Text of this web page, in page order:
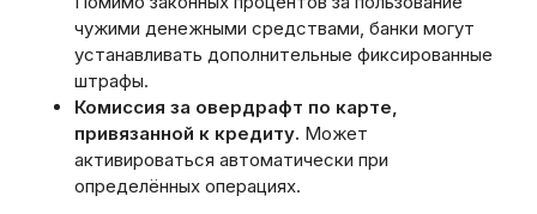
чужими денежными средствами, банки могут
устанавливать дополнительные фиксированные
штрафы.
Комиссия за овердрафт по карте,
привязанной к кредиту. Может
активироваться автоматически при
определённых операциях.